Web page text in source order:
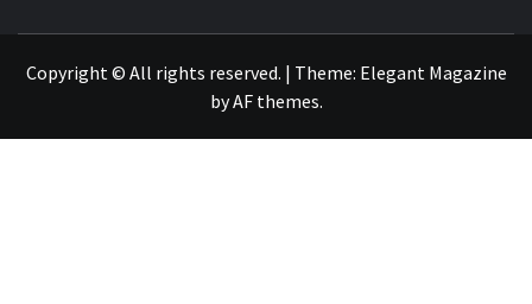
Copyright © All rights reserved. | Theme: Elegant Magazine
byAF themes.